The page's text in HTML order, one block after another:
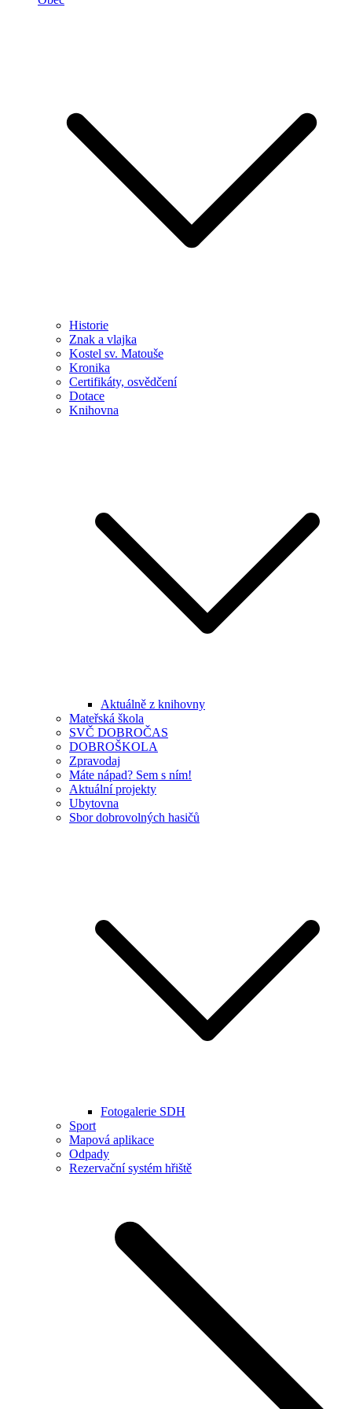
Historie
Znak a vlajka
Kostel sv. Matouše
Kronika
Certifikáty, osvědčení
Dotace
Knihovna
Aktuálně z knihovny
Mateřská škola
SVČ DOBROČAS
DOBROŠKOLA
Zpravodaj
Máte nápad? Sem s ním!
Aktuální projekty
Ubytovna
Sbor dobrovolných hasičů
Fotogalerie SDH
Sport
Mapová aplikace
Odpady
Rezervační systém hřiště